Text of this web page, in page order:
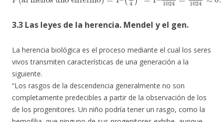
3.3 Las leyes de la herencia. Mendel y el gen.
La herencia biológica es el proceso mediante el cual los seres
vivos transmiten características de una generación a la
siguiente.
“Los rasgos de la descendencia generalmente no son
completamente predecibles a partir de la observación de los
de los progenitores. Un niño podría tener un rasgo, como la